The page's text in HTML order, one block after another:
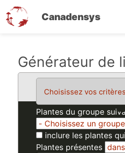
Canadensys
Générateur de
Choisissez vos
Plantes du groupe
inclure les plantes
Plantes présentes